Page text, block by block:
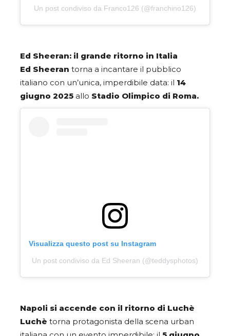
Un post condiviso da Franco126 (@franchino126)
Ed Sheeran: il grande ritorno in Italia
Ed Sheeran torna a incantare il pubblico
italiano con un’unica, imperdibile data: il 14
giugno 2025 allo Stadio Olimpico di Roma.
Visualizza questo post su Instagram
Un post condiviso da Ed Sheeran (@teddysphotos)
Napoli si accende con il ritorno di Luchè
Luchè torna protagonista della scena urban